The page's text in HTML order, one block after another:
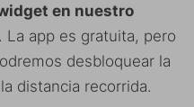
en nuestro
. La app es gratuita, pero
desbloquear la
distancia recorrida.